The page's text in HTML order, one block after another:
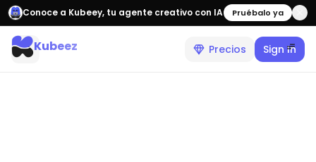
Conoce a Kubeey, tu agente creativo con IA Pruébalo ya
Precios Sign In
Kubeez